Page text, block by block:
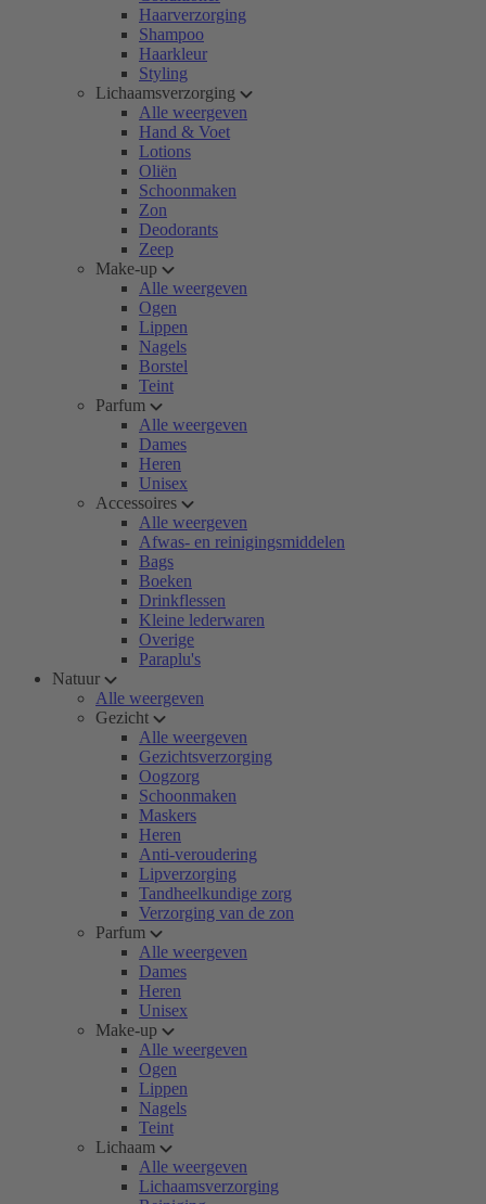
Haarverzorging
Shampoo
Haarkleur
Styling
Lichaamsverzorging
Alle weergeven
Hand & Voet
Lotions
Oliën
Schoonmaken
Zon
Deodorants
Zeep
Make-up
Alle weergeven
Ogen
Lippen
Nagels
Borstel
Teint
Parfum
Alle weergeven
Dames
Heren
Unisex
Accessoires
Alle weergeven
Afwas- en reinigingsmiddelen
Bags
Boeken
Drinkflessen
Kleine lederwaren
Overige
Paraplu's
Natuur
Alle weergeven
Gezicht
Alle weergeven
Gezichtsverzorging
Oogzorg
Schoonmaken
Maskers
Heren
Anti-veroudering
Lipverzorging
Tandheelkundige zorg
Verzorging van de zon
Parfum
Alle weergeven
Dames
Heren
Unisex
Make-up
Alle weergeven
Ogen
Lippen
Nagels
Teint
Lichaam
Alle weergeven
Lichaamsverzorging